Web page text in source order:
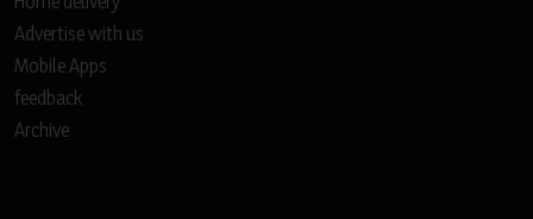
Advertise with us
Mobile Apps
feedback
Archive